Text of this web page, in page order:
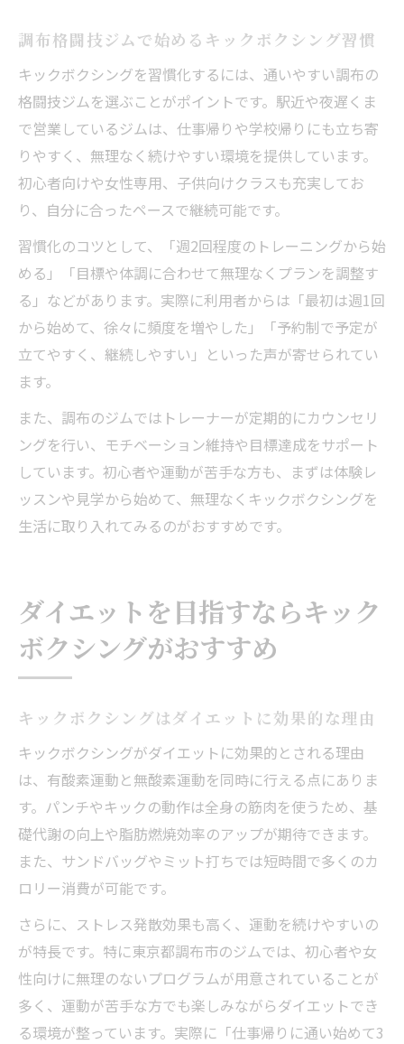
調布格闘技ジムで始めるキックボクシング習慣
キックボクシングを習慣化するには、通いやすい調布の
格闘技ジムを選ぶことがポイントです。駅近や夜遅くま
で営業しているジムは、仕事帰りや学校帰りにも立ち寄
りやすく、無理なく続けやすい環境を提供しています。
初心者向けや女性専用、子供向けクラスも充実してお
り、自分に合ったペースで継続可能です。
習慣化のコツとして、「週2回程度のトレーニングから始
める」「目標や体調に合わせて無理なくプランを調整す
る」などがあります。実際に利用者からは「最初は週1回
から始めて、徐々に頻度を増やした」「予約制で予定が
立てやすく、継続しやすい」といった声が寄せられてい
ます。
また、調布のジムではトレーナーが定期的にカウンセリ
ングを行い、モチベーション維持や目標達成をサポート
しています。初心者や運動が苦手な方も、まずは体験レ
ッスンや見学から始めて、無理なくキックボクシングを
生活に取り入れてみるのがおすすめです。
ダイエットを目指すならキック
ボクシングがおすすめ
キックボクシングはダイエットに効果的な理由
キックボクシングがダイエットに効果的とされる理由
は、有酸素運動と無酸素運動を同時に行える点にありま
す。パンチやキックの動作は全身の筋肉を使うため、基
礎代謝の向上や脂肪燃焼効率のアップが期待できます。
また、サンドバッグやミット打ちでは短時間で多くのカ
ロリー消費が可能です。
さらに、ストレス発散効果も高く、運動を続けやすいの
が特長です。特に東京都調布市のジムでは、初心者や女
性向けに無理のないプログラムが用意されていることが
多く、運動が苦手な方でも楽しみながらダイエットでき
る環境が整っています。実際に「仕事帰りに通い始めて3